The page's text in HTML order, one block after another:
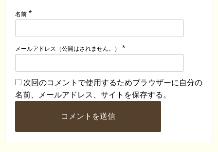
名前 *
メールアドレス（公開はされません。） *
次回のコメントで使用するためブラウザーに自分の
名前、メールアドレス、サイトを保存する。